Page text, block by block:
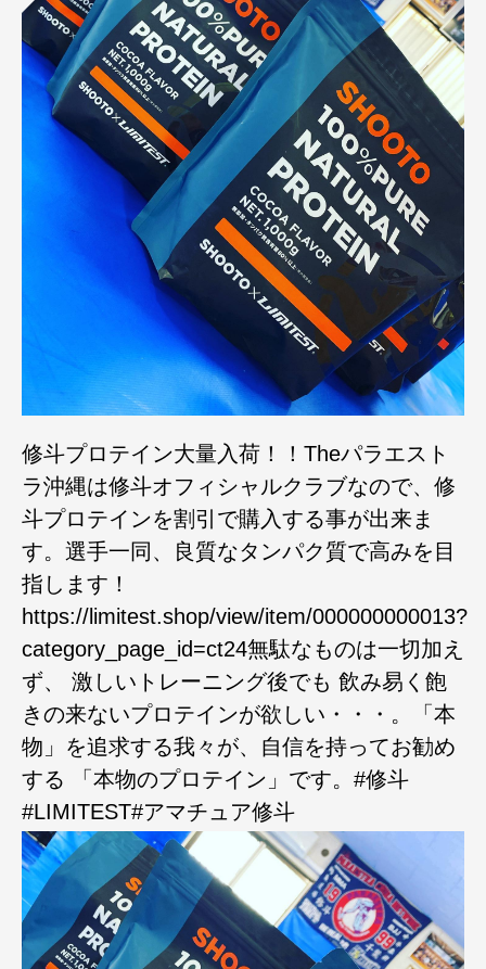
修斗プロテイン大量入荷！！Theパラエスト
ラ沖縄は修斗オフィシャルクラブなので、修
斗プロテインを割引で購入する事が出来ま
す。選手一同、良質なタンパク質で高みを目
指します！
https://limitest.shop/view/item/000000000013?
category_page_id=ct24無駄なものは一切加え
ず、 激しいトレーニング後でも 飲み易く飽
きの来ないプロテインが欲しい・・・。「本
物」を追求する我々が、自信を持ってお勧め
する 「本物のプロテイン」です。#修斗
#LIMITEST#アマチュア修斗